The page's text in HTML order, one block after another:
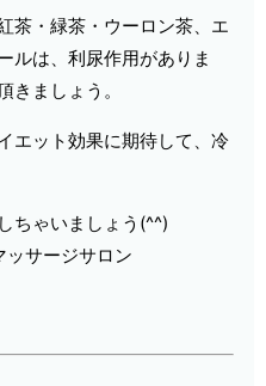
茶・緑茶・ウーロン茶、エ
ルは、利尿作用がありま
きましょう。
エット効果に期待して、冷
ちゃいましょう(^^)
サージサロン